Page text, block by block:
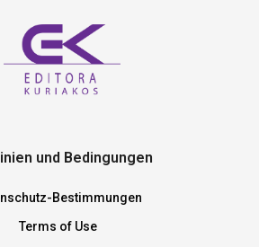
und Bedingungen
Bestimmungen
Terms of Use